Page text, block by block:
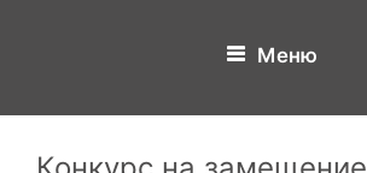
Меню